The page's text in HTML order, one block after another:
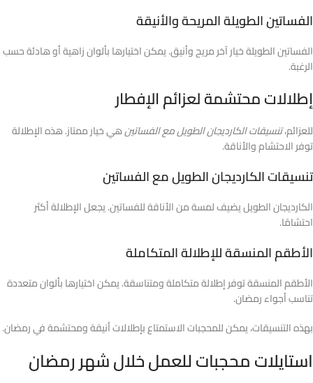
الفساتين الطويلة المريحة والأنيقة
الفساتين الطويلة خيار آخر مريح وأنيق. يمكن اختيارها بألوان زاهية أو هادئة حسب
الرغبة.
إطلالات محتشمة لعزائم الإفطار
للعزائم،تنسيقات الكارديجان الطويل مع الفساتينهي خيار ممتاز. هذه الإطلالة
توفر الاحتشام والأناقة.
تنسيقات الكارديجان الطويل مع الفساتين
الكارديجان الطويل يضيف لمسة من الأناقة للفساتين. يجعل الإطلالة أكثر
احتشامًا.
الأطقم المنسقة للإطلالة المتكاملة
الأطقم المنسقة توفر إطلالة متكاملة ومتناسقة. يمكن اختيارها بألوان متعددة
تناسب أجواء رمضان.
بهذه التنسيقات، يمكن للمحجبات الاستمتاع بإطلالات أنيقة ومحتشمة في رمضان.
استايلات محجبات للعمل خلال شهر رمضان